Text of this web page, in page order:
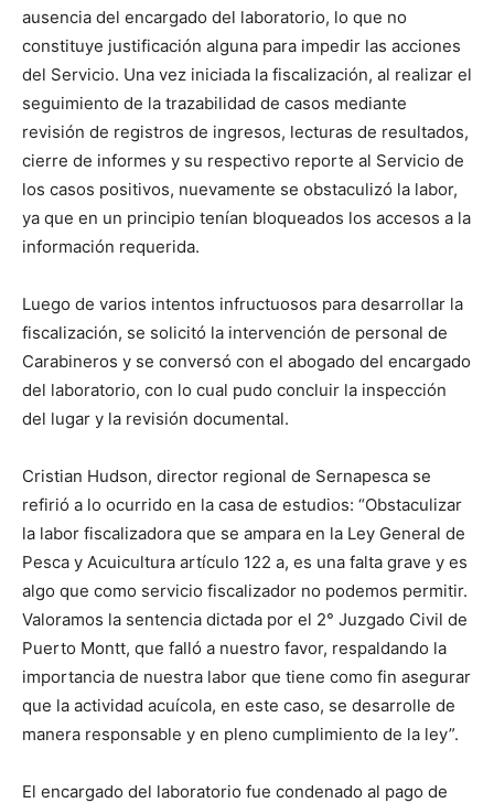
ausencia del encargado del laboratorio, lo que no
constituye justificación alguna para impedir las acciones
del Servicio. Una vez iniciada la fiscalización, al realizar el
seguimiento de la trazabilidad de casos mediante
revisión de registros de ingresos, lecturas de resultados,
cierre de informes y su respectivo reporte al Servicio de
los casos positivos, nuevamente se obstaculizó la labor,
ya que en un principio tenían bloqueados los accesos a la
información requerida.
Luego de varios intentos infructuosos para desarrollar la
fiscalización, se solicitó la intervención de personal de
Carabineros y se conversó con el abogado del encargado
del laboratorio, con lo cual pudo concluir la inspección
del lugar y la revisión documental.
Cristian Hudson, director regional de Sernapesca se
refirió a lo ocurrido en la casa de estudios: “Obstaculizar
la labor fiscalizadora que se ampara en la Ley General de
Pesca y Acuicultura artículo 122 a, es una falta grave y es
algo que como servicio fiscalizador no podemos permitir.
Valoramos la sentencia dictada por el 2° Juzgado Civil de
Puerto Montt, que falló a nuestro favor, respaldando la
importancia de nuestra labor que tiene como fin asegurar
que la actividad acuícola, en este caso, se desarrolle de
manera responsable y en pleno cumplimiento de la ley”.
El encargado del laboratorio fue condenado al pago de